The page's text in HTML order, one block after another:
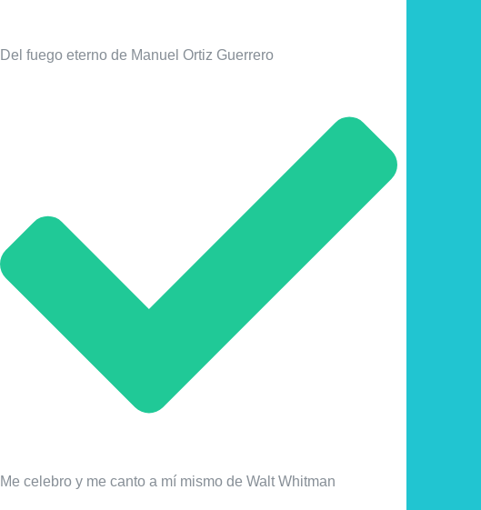
Del fuego eterno de Manuel Ortiz Guerrero
Me celebro y me canto a mí mismo de Walt Whitman